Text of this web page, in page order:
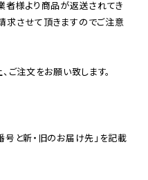
様より商品が返送されてき
求させて頂きますのでご注意
号と新・旧のお届け先」を記載